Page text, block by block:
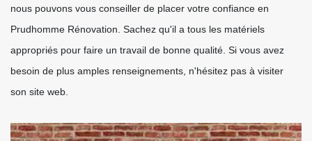
nous pouvons vous conseiller de placer votre confiance en
Prudhomme Rénovation. Sachez qu'il a tous les matériels
appropriés pour faire un travail de bonne qualité. Si vous avez
besoin de plus amples renseignements, n'hésitez pas à visiter
son site web.